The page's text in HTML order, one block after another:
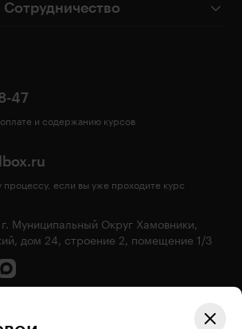
Сотрудничество
47
и содержанию курсов
процессу, если вы уже проходите курс
Муниципальный Округ Хамовники,
дом 24, строение 2, помещение 1/3